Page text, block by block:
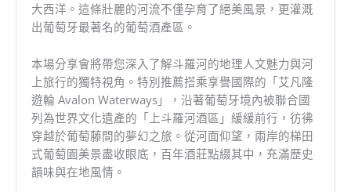
大西洋。這條壯麗的河流不僅孕育了絕美風景，更灌溉
出葡萄牙最著名的葡萄酒產區。
本場分享會將帶您深入了解斗羅河的地理人文魅力與河
上旅行的獨特視角。特別推薦搭乘享譽國際的「艾凡隆
遊輪 Avalon Waterways」，沿著葡萄牙境內被聯合國
列為世界文化遺產的「上斗羅河酒區」緩緩前行，彷彿
穿越於葡萄藤間的夢幻之旅。從河面仰望，兩岸的梯田
式葡萄園美景盡收眼底，百年酒莊點綴其中，充滿歷史
韻味與在地風情。